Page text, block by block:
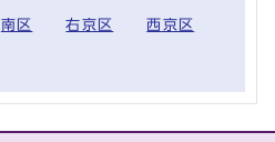
南区 右京区 西京区